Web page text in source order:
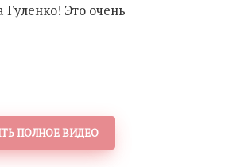
Это очень
ПОЛНОЕ ВИДЕО